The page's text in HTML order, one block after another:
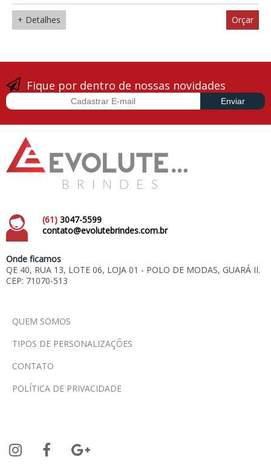
+ Detalhes Orçar
Fique por dentro de nossas novidades
(61) 3047-5599
contato@evolutebrindes.com.br
Onde ficamos
QE 40, RUA 13, LOTE 06, LOJA 01 - POLO DE MODAS, GUARÁ II.
CEP: 71070-513
QUEM SOMOS
TIPOS DE PERSONALIZAÇÕES
CONTATO
POLÍTICA DE PRIVACIDADE